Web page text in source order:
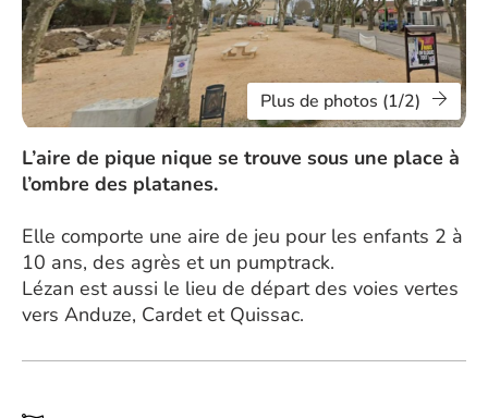
Plus de photos (1/2)
L’aire de pique nique se trouve sous une place à
l’ombre des platanes.
Elle comporte une aire de jeu pour les enfants 2 à
10 ans, des agrès et un pumptrack.
Lézan est aussi le lieu de départ des voies vertes
vers Anduze, Cardet et Quissac.